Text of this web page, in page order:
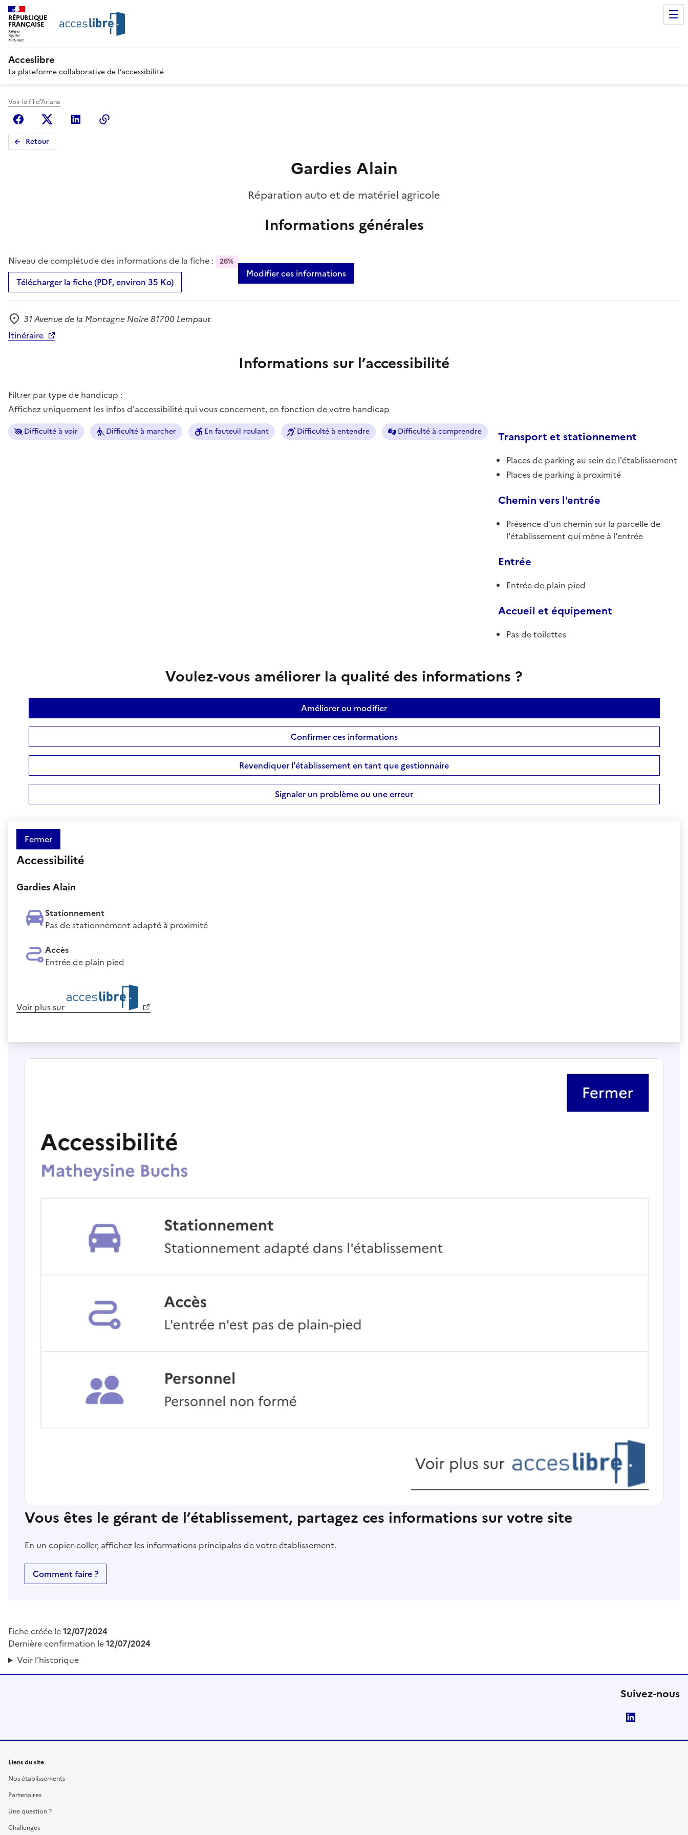
RÉPUBLIQUE
FRANÇAISE
Acceslibre
La plateforme collaborative de l’accessibilité
Voir le fil d'Ariane
FacebookX (anciennement Twitter)
Linkedin
Retour
Gardies Alain
Réparation auto et de matériel agricole
Informations générales
Niveau de complétude des informations de la fiche : 26%
Télécharger la fiche (PDF, environ 35 Ko)
Modifier ces informations
Adresse
31 Avenue de la Montagne Noire 81700 Lempaut
Itinéraire
Informations sur l’accessibilité
Filtrer par type de handicap :
Affichez uniquement les infos d'accessibilité qui vous concernent, en fonction de votre handicap
Difficulté à voir Difficulté à marcher En fauteuil roulant Difficulté à entendre Difficulté à comprendre Transport et stationnement
Places de parking au sein de l'établissement
Places de parking à proximité
Chemin vers l'entrée
Présence d'un chemin sur la parcelle de
l'établissement qui mène à l'entrée
Entrée
Entrée de plain pied
Accueil et équipement
Pas de toilettes
Voulez-vous améliorer la qualité des informations ?
Améliorer ou modifier
Confirmer ces informations
Revendiquer l'établissement en tant que gestionnaire
Signaler un problème ou une erreur
Fermer
Accessibilité
Gardies Alain
Stationnement
Pas de stationnement adapté à proximité
Accès
Entrée de plain pied
Voir plus sur
Vous êtes le gérant de l’établissement, partagez ces informations sur votre site
En un copier-coller, affichez les informations principales de votre établissement.
Comment faire ?
Fiche créée le12/07/2024
Dernière confirmation le12/07/2024
Voir l'historique
Suivez-nous
Liens du site
Nos établissements
Partenaires
Une question ?
Challenges